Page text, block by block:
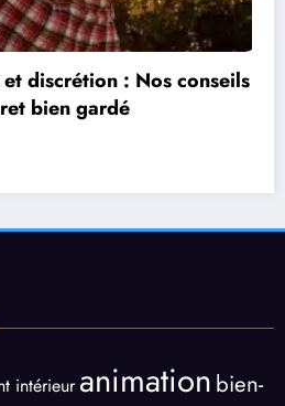
: Nos conseils
gardé
intérieur animation bien-